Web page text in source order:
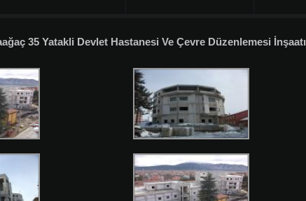
35 Yatakli Devlet Hastanesi Ve Çevre Düzenlemesi İnşaatı